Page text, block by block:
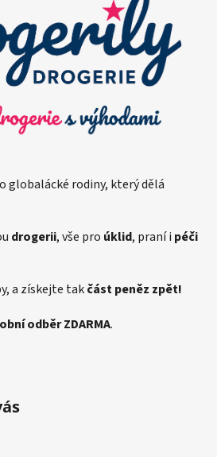
globalácké rodiny, který dělá
drogerii, vše pro úklid, praní i péči
a získejte takčást peněz zpět!
odběr ZDARMA.